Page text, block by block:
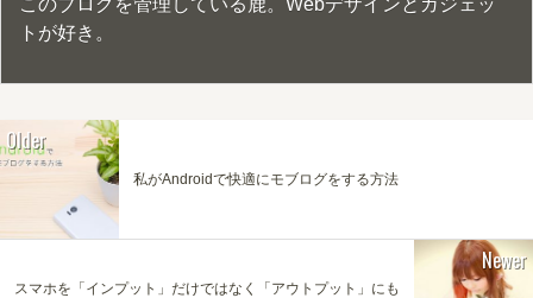
トが好き。
Older
私がAndroidで快適にモブログをする方法
スマホを「インプット」だけではなく「アウトプット」にも
Newer